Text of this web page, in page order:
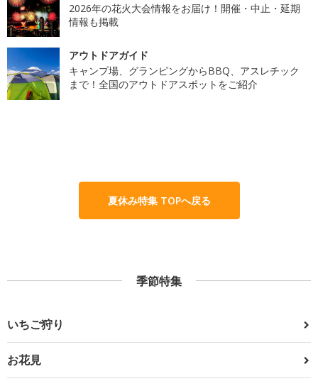
2026年の花火大会情報をお届け！開催・中止・延期
情報も掲載
アウトドアガイド
キャンプ場、グランピングからBBQ、アスレチック
まで！全国のアウトドアスポットをご紹介
夏休み特集 TOPへ戻る
季節特集
いちご狩り
お花見